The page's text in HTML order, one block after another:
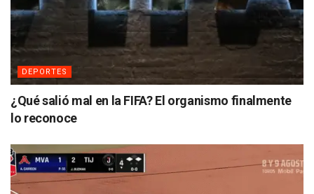
DEPORTES
¿Qué salió mal en la FIFA? El organismo finalmente
lo reconoce